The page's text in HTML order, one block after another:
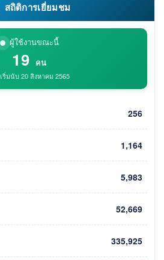
สถิติการเยี่ยมชม
ผู้ใช้งานขณะนี้
19 คน
เริ่มนับ 20 สิงหาคม 2565
256
1,164
5,983
52,669
335,925